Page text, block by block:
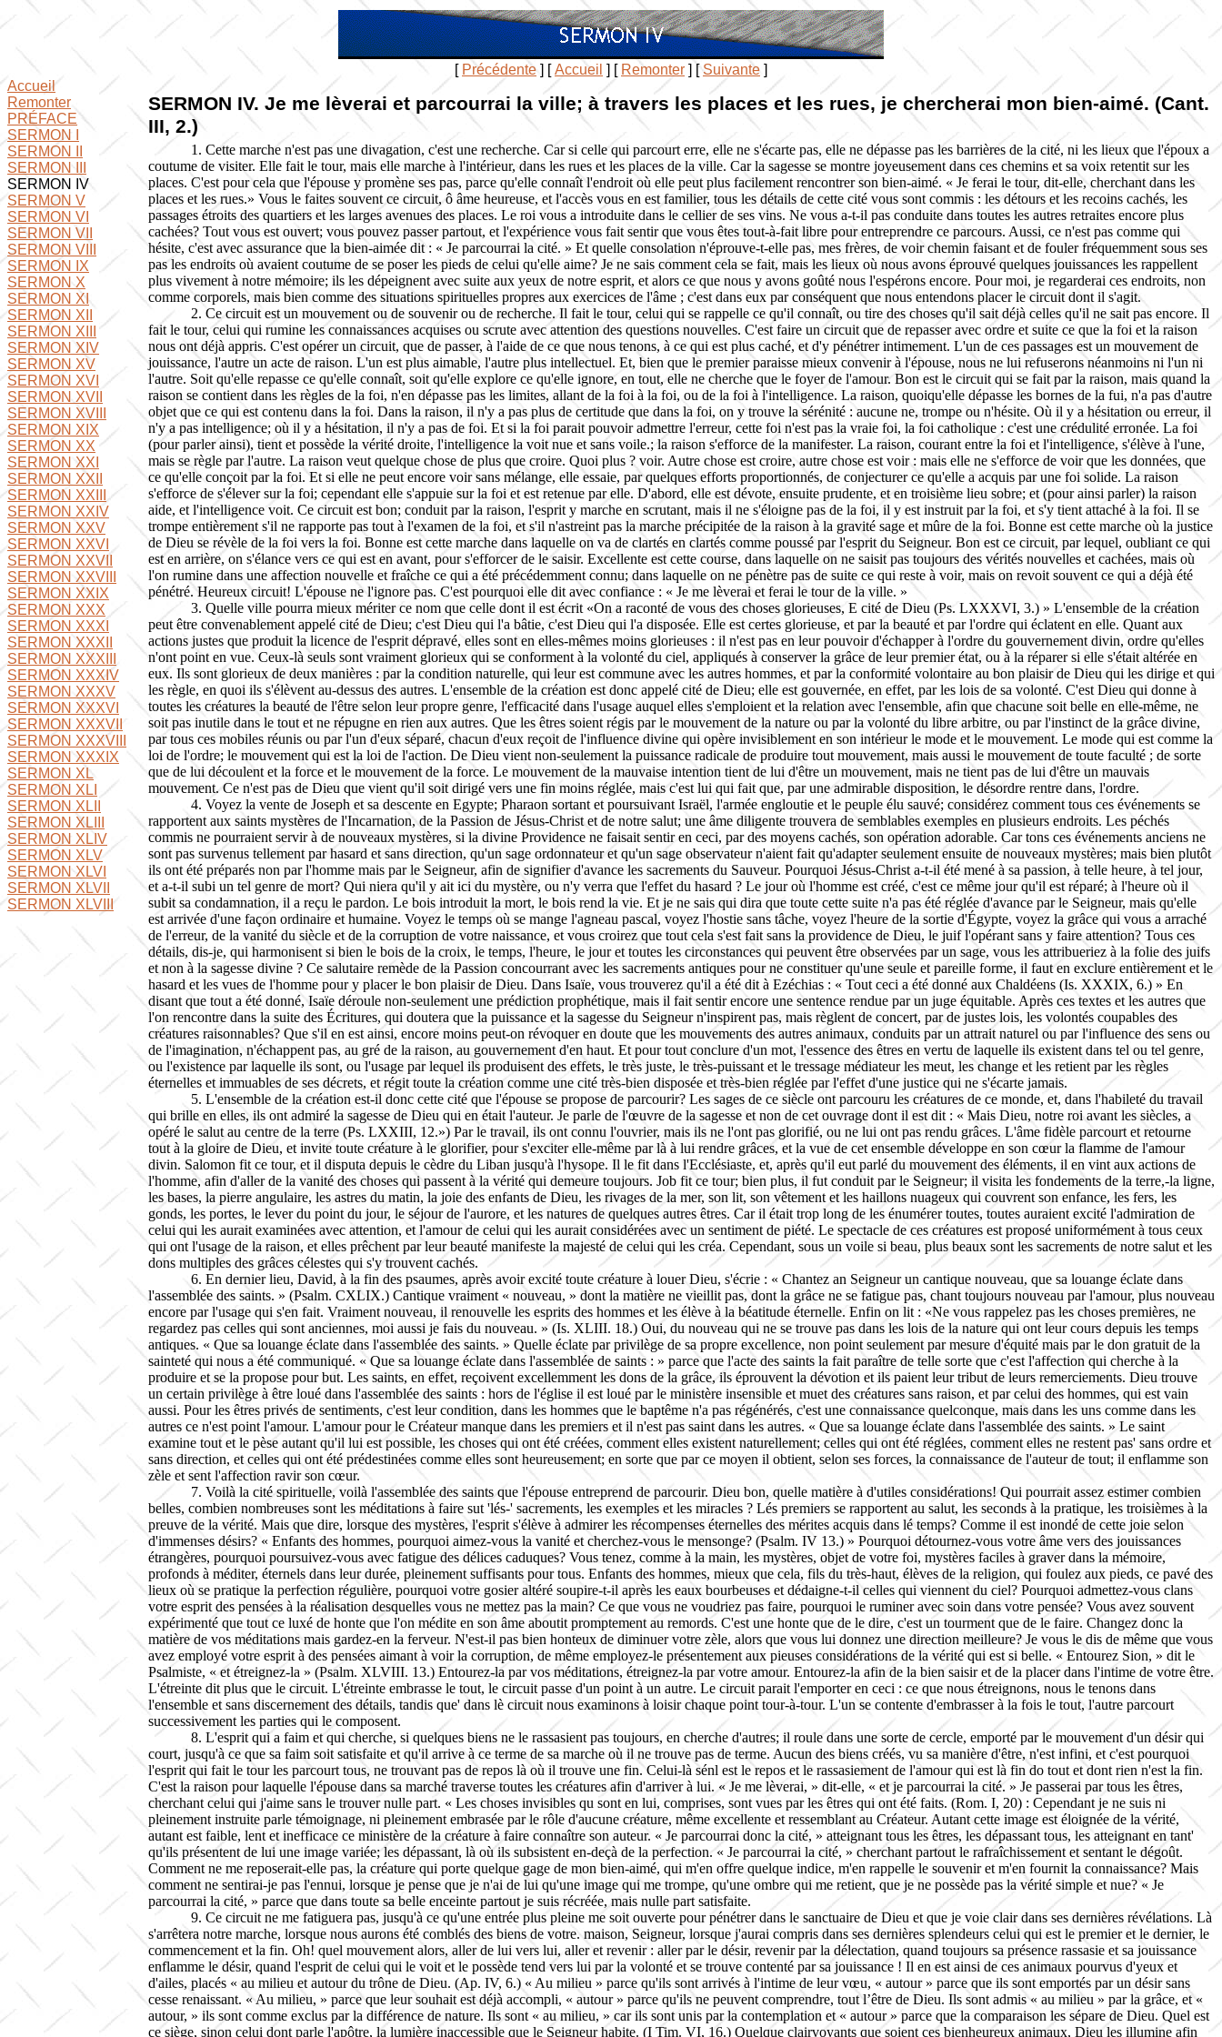
[ Précédente ] [Accueil ] [ Remonter ] [Suivante ]
Accueil
Remonter
PRÉFACE
SERMON I
SERMON II
SERMON III
SERMON IV
SERMON V
SERMON VI
SERMON VII
SERMON VIII
SERMON IX
SERMON X
SERMON XI
SERMON XII
SERMON XIII
SERMON XIV
SERMON XV
SERMON XVI
SERMON XVII
SERMON XVIII
SERMON XIX
SERMON XX
SERMON XXI
SERMON XXII
SERMON XXIII
SERMON XXIV
SERMON XXV
SERMON XXVI
SERMON XXVII
SERMON XXVIII
SERMON XXIX
SERMON XXX
SERMON XXXI
SERMON XXXII
SERMON XXXIII
SERMON XXXIV
SERMON XXXV
SERMON XXXVI
SERMON XXXVII
SERMON XXXVIII
SERMON XXXIX
SERMON XL
SERMON XLI
SERMON XLII
SERMON XLIII
SERMON XLIV
SERMON XLV
SERMON XLVI
SERMON XLVII
SERMON XLVIII
SERMON IV. Je me lèverai et parcourrai la ville; à travers les places et les rues, je chercherai mon bien-aimé. (Cant.
III, 2.)
1. Cette marche n'est pas une divagation, c'est une recherche. Car si celle qui parcourt erre, elle ne s'écarte pas, elle ne dépasse pas les barrières de la cité, ni les lieux que l'époux a
coutume de visiter. Elle fait le tour, mais elle marche à l'intérieur, dans les rues et les places de la ville. Car la sagesse se montre joyeusement dans ces chemins et sa voix retentit sur les
places. C'est pour cela que l'épouse y promène ses pas, parce qu'elle connaît l'endroit où elle peut plus facilement rencontrer son bien-aimé. « Je ferai le tour, dit-elle, cherchant dans les
places et les rues.» Vous le faites souvent ce circuit, ô âme heureuse, et l'accès vous en est familier, tous les détails de cette cité vous sont commis : les détours et les recoins cachés, les
passages étroits des quartiers et les larges avenues des places. Le roi vous a introduite dans le cellier de ses vins. Ne vous a-t-il pas conduite dans toutes les autres retraites encore plus
cachées? Tout vous est ouvert; vous pouvez passer partout, et l'expérience vous fait sentir que vous êtes tout-à-faitlibre pour entreprendre ce parcours. Aussi, ce n'est pas comme qui
hésite, c'est avec assurance que la bien-aimée dit : « Je parcourrai la cité. » Et quelle consolation n'éprouve-t-elle pas, mes frères, de voir chemin faisant et de fouler fréquemment sous ses
pas les endroits où avaient coutume de se poser les pieds de celui qu'elle aime? Je ne sais comment cela se fait, mais les lieux où nous avons éprouvé quelques jouissances les rappellent
plus vivement à notre mémoire; ils les dépeignent avec suite aux yeux de notre esprit, et alors ce que nous y avons goûté nous l'espérons encore. Pour moi, je regarderai ces endroits, non
comme corporels, mais bien comme des situations spirituelles propres aux exercices de l'âme ; c'est dans eux par conséquent que nous entendons placer le circuit dont il s'agit.
2. Ce circuit est un mouvement ou de souvenir ou de recherche. Il fait le tour, celui qui se rappelle ce qu'il connaît, ou tire des choses qu'il sait déjà celles qu'il ne sait pas encore. Il
fait le tour, celui qui rumine les connaissances acquises ou scrute avec attention des questions nouvelles. C'est faire un circuit que de repasser avec ordre et suite ce que la foi et la raison
nous ont déjà appris. C'est opérer un circuit, que de passer, à l'aide de ce que nous tenons, à ce qui est plus caché, et d'y pénétrer intimement. L'un de ces passages est un mouvement de
jouissance, l'autre un acte de raison. L'un est plus aimable, l'autre plus intellectuel. Et, bien que le premier paraisse mieux convenir à l'épouse, nous ne lui refuserons néanmoins ni l'un ni
l'autre. Soit qu'elle repasse ce qu'elle connaît, soit qu'elle explore ce qu'elle ignore, en tout, elle ne cherche que le foyer de l'amour. Bon est le circuit qui se fait par la raison, mais quand la
raison se contient dans les règles de la foi, n'en dépasse pas les limites, allant de la foi à la foi, ou de la foi à l'intelligence. La raison, quoiqu'elle dépasse les bornes de la fui, n'a pas d'autre
objet que ce qui est contenu dans la foi. Dans la raison, il n'y a pas plus de certitude que dans la foi, on y trouve la sérénité : aucune ne, trompe ou n'hésite. Où il y a hésitation ou erreur, il
n'y a pas intelligence; où il y a hésitation, il n'y a pas de foi. Et si la foi parait pouvoir admettre l'erreur, cette foi n'est pas la vraie foi, la foi catholique : c'est une crédulité erronée. La foi
(pour parler ainsi), tient et possède la vérité droite, l'intelligence la voit nue et sans voile.; la raison s'efforce de la manifester. La raison, courant entre la foi et l'intelligence, s'élève à l'une,
mais se règle par l'autre. La raison veut quelque chose de plus que croire. Quoi plus ? voir. Autre chose est croire, autre chose est voir : mais elle ne s'efforce de voir que les données, que
ce qu'elle conçoit par la foi. Et si elle ne peut encore voir sans mélange, elle essaie, par quelques efforts proportionnés, de conjecturer ce qu'elle a acquis par une foi solide. La raison
s'efforce de s'élever sur la foi; cependant elle s'appuie sur la foi et est retenue par elle. D'abord, elle est dévote, ensuite prudente, et en troisième lieu sobre; et (pour ainsi parler) la raison
aide, et l'intelligence voit. Ce circuit est bon; conduit par la raison, l'esprit y marche en scrutant, mais il ne s'éloigne pas de la foi, il y est instruit par la foi, et s'y tient attaché à la foi. Il se
trompe entièrement s'il ne rapporte pas tout à l'examen de la foi, et s'il n'astreint pas la marche précipitée de la raison à la gravité sage et mûre de la foi. Bonne est cette marche où la justice
de Dieu se révèle de la foi vers la foi. Bonne est cette marche dans laquelle on va de clartés en clartés comme poussé par l'esprit du Seigneur. Bon est ce circuit, par lequel, oubliant ce qui
est en arrière, on s'élance vers ce qui est en avant, pour s'efforcer de le saisir. Excellente est cette course, dans laquelle on ne saisit pas toujours des vérités nouvelles et cachées, mais où
l'on rumine dans une affection nouvelle et fraîche ce qui a été précédemment connu; dans laquelle on ne pénètre pas de suite ce qui reste à voir, mais on revoit souvent ce qui a déjà été
pénétré. Heureux circuit! L'épouse ne l'ignore pas. C'est pourquoi elle dit avec confiance : « Je me lèverai et ferai le tour de la ville. »
3. Quelle ville pourra mieux mériter ce nom que celle dont il est écrit «On a raconté de vous des choses glorieuses, E cité de Dieu (Ps. LXXXVI, 3.) » L'ensemble de la création
peut être convenablement appelé cité de Dieu; c'est Dieu qui l'a bâtie, c'est Dieu qui l'a disposée. Elle est certes glorieuse, et par la beauté et par l'ordre qui éclatent en elle. Quant aux
actions justes que produit la licence de l'esprit dépravé, elles sont en elles-mêmes moins glorieuses : il n'est pas en leur pouvoir d'échapper à l'ordre du gouvernement divin, ordre qu'elles
n'ont point en vue. Ceux-là seuls sont vraiment glorieux qui se conforment à la volonté du ciel, appliqués à conserver la grâce de leur premier état, ou à la réparer si elle s'était altérée en
eux. Ils sont glorieux de deux manières : par la condition naturelle, qui leur est commune avec les autres hommes, et par la conformité volontaire au bon plaisir de Dieu qui les dirige et qui
les règle, en quoi ils s'élèvent au-dessus des autres. L'ensemble de la création est donc appelé cité de Dieu; elle est gouvernée, en effet, par les lois de sa volonté. C'est Dieu qui donne à
toutes les créatures la beauté de l'être selon leur propre genre, l'efficacité dans l'usage auquel elles s'emploient et la relation avec l'ensemble, afin que chacune soit belle en elle-même, ne
soit pas inutile dans le tout et ne répugne en rien aux autres. Que les êtres soient régis par le mouvement de la nature ou par la volonté du libre arbitre, ou par l'instinct de la grâce divine,
par tous ces mobiles réunis ou par l'un d'eux séparé, chacun d'eux reçoit de l'influence divine qui opère invisiblement en son intérieur le mode et le mouvement. Le mode qui est comme la
loi de l'ordre; le mouvement qui est la loi de l'action. De Dieu vient non-seulement la puissance radicale de produire tout mouvement, mais aussi le mouvement de toute faculté ; de sorte
que de lui découlent et la force et le mouvement de la force. Le mouvement de la mauvaise intention tient de lui d'être un mouvement, mais ne tient pas de lui d'être un mauvais
mouvement. Ce n'est pas de Dieu que vient qu'il soit dirigé vers une fin moins réglée, mais c'est lui qui fait que, par une admirable disposition, le désordre rentre dans, l'ordre.
4. Voyez la vente de Joseph et sa descente en Egypte; Pharaon sortant et poursuivant Israël, l'armée engloutie et le peuple élu sauvé; considérez comment tous ces événements se
rapportent aux saints mystères de l'Incarnation, de la Passion de Jésus-Christ et de notre salut; une âme diligente trouvera de semblables exemples en plusieurs endroits. Les péchés
commis ne pourraient servir à de nouveaux mystères, si la divine Providence ne faisait sentir en ceci, par des moyens cachés, son opération adorable. Car tons ces événements anciens ne
sont pas survenus tellement par hasard et sans direction, qu'un sage ordonnateur et qu'un sage observateur n'aient fait qu'adapter seulement ensuite de nouveaux mystères; mais bien plutôt
ils ont été préparés non par l'homme mais par le Seigneur, afin de signifier d'avance les sacrements du Sauveur. Pourquoi Jésus-Christ a-t-il été mené à sa passion, à telle heure, à tel jour,
et a-t-il subi un tel genre de mort? Qui niera qu'il y ait ici du mystère, ou n'y verra que l'effet du hasard ? Le jour où l'homme est créé, c'est ce même jour qu'il est réparé; à l'heure où il
subit sa condamnation, il a reçu le pardon. Le bois introduit la mort, le bois rend la vie. Et je ne sais qui dira que toute cette suite n'a pas été réglée d'avance par le Seigneur, mais qu'elle
est arrivée d'une façon ordinaire et humaine. Voyez le temps où se mange l'agneau pascal, voyez l'hostie sans tâche, voyez l'heure de la sortie d'Égypte, voyez la grâce qui vous a arraché
de l'erreur, de la vanité du siècle et de la corruption de votre naissance, et vous croirez que tout cela s'est fait sans la providence de Dieu, le juif l'opérant sans y faire attention? Tous ces
détails, dis-je, qui harmonisent si bien le bois de la croix, le temps, l'heure, le jour et toutes les circonstances qui peuvent être observées par un sage, vous les attribueriez à la folie des juifs
et non à la sagesse divine ? Ce salutaire remède de la Passion concourrant avec les sacrements antiques pour ne constituer qu'une seule et pareille forme, il faut en exclure entièrement et le
hasard et les vues de l'homme pour y placer le bon plaisir de Dieu. Dans Isaïe, vous trouverez qu'il a été dit à Ezéchias : « Tout ceci a été donné aux Chaldéens (Is. XXXIX, 6.) » En
disant que tout a été donné, Isaïe déroule non-seulementune prédiction prophétique, mais il fait sentir encore une sentence rendue par un juge équitable. Après ces textes et les autres que
l'on rencontre dans la suite des Écritures, qui doutera que la puissance et la sagesse du Seigneur n'inspirent pas, mais règlent de concert, par de justes lois, les volontés coupables des
créatures raisonnables? Que s'il en est ainsi, encore moins peut-on révoquer en doute que les mouvements des autres animaux, conduits par un attrait naturel ou par l'influence des sens ou
de l'imagination, n'échappent pas, au gré de la raison, au gouvernement d'en haut. Et pour tout conclure d'un mot, l'essence des êtres en vertu de laquelle ils existent dans tel ou tel genre,
ou l'existence par laquelle ils sont, ou l'usage par lequel ils produisent des effets, le très juste, le très-puissant et le tressage médiateur les meut, les change et les retient par les règles
éternelles et immuables de ses décrets, et régit toute la création comme une cité très-bien disposée et très-bien réglée par l'effet d'une justice qui ne s'écarte jamais.
5. L'ensemble de la création est-il donc cette cité que l'épouse se propose de parcourir? Les sages de ce siècle ont parcouru les créatures de ce monde, et, dans l'habileté du travail
qui brille en elles, ils ont admiré la sagesse de Dieu qui en était l'auteur. Je parle de l'œuvre de la sagesse et non de cet ouvrage dont il est dit : « Mais Dieu, notre roi avant les siècles, a
opéré le salut au centre de la terre (Ps. LXXIII, 12.») Par le travail, ils ont connu l'ouvrier, mais ils ne l'ont pas glorifié, ou ne lui ont pas rendu grâces. L'âme fidèle parcourt et retourne
tout à la gloire de Dieu, et invite toute créature à le glorifier, pour s'exciter elle-même par là à lui rendre grâces, et la vue de cet ensemble développe en son cœur la flamme de l'amour
divin. Salomon fit ce tour, et il disputa depuis le cèdre du Liban jusqu'à l'hysope. Il le fit dans l'Ecclésiaste, et, après qu'il eut parlé du mouvement des éléments, il en vint aux actions de
l'homme, afin d'aller de la vanité des choses qui passent à la vérité qui demeure toujours. Job fit ce tour; bien plus, il fut conduit par le Seigneur; il visita les fondements de la terre,-la ligne,
les bases, la pierre angulaire, les astres du matin, la joie des enfants de Dieu, les rivages de la mer, son lit, son vêtement et les haillons nuageux qui couvrent son enfance, les fers, les
gonds, les portes, le lever du point du jour, le séjour de l'aurore, et les natures de quelques autres êtres. Car il était trop long de les énumérer toutes, toutes auraient excité l'admiration de
celui qui les aurait examinées avec attention, et l'amour de celui qui les aurait considérées avec un sentiment de piété. Le spectacle de ces créatures est proposé uniformément à tous ceux
qui ont l'usage de la raison, et elles prêchent par leur beauté manifeste la majesté de celui qui les créa. Cependant, sous un voile si beau, plus beaux sont les sacrements de notre salut et les
dons multiples des grâces célestes qui s'y trouvent cachés.
6. En dernier lieu, David, à la fin des psaumes, après avoir excité toute créature à louer Dieu, s'écrie : « Chantez an Seigneur un cantique nouveau, que sa louange éclate dans
l'assemblée des saints. » (Psalm. CXLIX.) Cantique vraiment « nouveau, » dont la matière ne vieillit pas, dont la grâce ne se fatigue pas, chant toujours nouveau par l'amour, plus nouveau
encore par l'usage qui s'en fait. Vraiment nouveau, il renouvelle les esprits des hommes et les élève à la béatitude éternelle. Enfin on lit : «Ne vous rappelez pas les choses premières, ne
regardez pas celles qui sont anciennes, moi aussi je fais du nouveau. » (Is. XLIII. 18.) Oui, du nouveau qui ne se trouve pas dans les lois de la nature qui ont leur cours depuis les temps
antiques. « Que sa louange éclate dans l'assemblée des saints. » Quelle éclate par privilège de sa propre excellence, non point seulement par mesure d'équité mais par le don gratuit de la
sainteté qui nous a été communiqué. « Que sa louange éclate dans l'assemblée de saints : » parce que l'acte des saints la fait paraître de telle sorte que c'est l'affection qui cherche à la
produire et se la propose pour but. Les saints, en effet, reçoivent excellemment les dons de la grâce, ils éprouvent la dévotion et ils paient leur tribut de leurs remerciements. Dieu trouve
un certain privilège à être loué dans l'assemblée des saints : hors de l'église il est loué par le ministère insensible et muet des créatures sans raison, et par celui des hommes, qui est vain
aussi. Pour les êtres privés de sentiments, c'est leur condition, dans les hommes que le baptême n'a pas régénérés, c'est une connaissance quelconque, mais dans les uns comme dans les
autres ce n'est point l'amour. L'amour pour le Créateur manque dans les premiers et il n'est pas saint dans les autres. « Que sa louange éclate dans l'assemblée des saints. » Le saint
examine tout et le pèse autant qu'il lui est possible, les choses qui ont été créées, comment elles existent naturellement; celles qui ont été réglées, comment elles ne restent pas' sans ordre et
sans direction, et celles qui ont été prédestinées comme elles sont heureusement; en sorte que par ce moyen il obtient, selon ses forces, la connaissance de l'auteur de tout; il enflamme son
zèle et sent l'affection ravir son cœur.
7. Voilà la cité spirituelle, voilà l'assemblée des saints que l'épouse entreprend de parcourir. Dieu bon, quelle matière à d'utiles considérations! Qui pourrait assez estimer combien
belles, combien nombreuses sont les méditations à faire sut 'lés-' sacrements, les exemples et les miracles ? Lés premiers se rapportent au salut, les seconds à la pratique, les troisièmes à la
preuve de la vérité. Mais que dire, lorsque des mystères, l'esprit s'élève à admirer les récompenses éternelles des mérites acquis dans lé temps? Comme il est inondé de cette joie selon
d'immenses désirs? « Enfants des hommes, pourquoi aimez-vous la vanité et cherchez-vous le mensonge? (Psalm. IV 13.) » Pourquoi détournez-vous votre âme vers des jouissances
étrangères, pourquoi poursuivez-vous avec fatigue des délices caduques? Vous tenez, comme à la main, les mystères, objet de votre foi, mystères faciles à graver dans la mémoire,
profonds à méditer, éternels dans leur durée, pleinement suffisants pour tous. Enfants des hommes, mieux que cela, fils du très-haut, élèves de la religion, qui foulez aux pieds, ce pavé des
lieux où se pratique la perfection régulière, pourquoi votre gosier altéré soupire-t-il après les eaux bourbeuses et dédaigne-t-il celles qui viennent du ciel? Pourquoi admettez-vous clans
votre esprit des pensées à la réalisation desquelles vous ne mettez pas la main? Ce que vous ne voudriez pas faire, pourquoi le ruminer avec soin dans votre pensée? Vous avez souvent
expérimenté que tout ce luxé de honte que l'on médite en son âme aboutit promptement au remords. C'est une honte que de le dire, c'est un tourment que de le faire. Changez donc la
matière de vos méditations mais gardez-en la ferveur. N'est-il pas bien honteux de diminuer votre zèle, alors que vous lui donnez une direction meilleure? Je vous le dis de même que vous
avez employé votre esprit à des pensées aimant à voir la corruption, de même employez-le présentement aux pieuses considérations de la vérité qui est si belle. « Entourez Sion, » dit le
Psalmiste, « et étreignez-la » (Psalm. XLVIII. 13.) Entourez-la par vos méditations, étreignez-la par votre amour. Entourez-la afin de la bien saisir et de la placer dans l'intime de votre être.
L'étreinte dit plus que le circuit. L'étreinte embrasse le tout, le circuit passe d'un point à un autre. Le circuit parait l'emporter en ceci : ce que nous étreignons, nous le tenons dans
l'ensemble et sans discernement des détails, tandis que' dans lè circuit nous examinons à loisir chaque point tour-à-tour. L'un se contente d'embrasser à la fois le tout, l'autre parcourt
successivement les parties qui le composent.
8. L'esprit qui a faim et qui cherche, si quelques biens ne le rassasient pas toujours, en cherche d'autres; il roule dans une sorte de cercle, emporté par le mouvement d'un désir qui
court, jusqu'à ce que sa faim soit satisfaite et qu'il arrive à ce terme de sa marche où il ne trouve pas de terme. Aucun des biens créés, vu sa manière d'être, n'est infini, et c'est pourquoi
l'esprit qui fait le tour les parcourt tous, ne trouvant pas de repos là où il trouve une fin. Celui-là sénl est le repos et le rassasiement de l'amour qui est là fin do tout et dont rien n'est la fin.
C'est la raison pour laquelle l'épouse dans sa marché traverse toutes les créatures afin d'arriver à lui. « Je me lèverai, » dit-elle, « et je parcourrai la cité. » Je passerai par tous les êtres,
cherchant celui qui j'aime sans le trouver nulle part. « Les choses invisibles qu sont en lui, comprises, sont vues par les êtres qui ont été faits. (Rom. I, 20) : Cependant je ne suis ni
pleinement instruite parle témoignage, ni pleinement embrasée par le rôle d'aucune créature, même excellente et ressemblant au Créateur. Autant cette image est éloignée de la vérité,
autant est faible, lent et inefficace ce ministère de la créature à faire connaître son auteur. « Je parcourrai donc la cité, » atteignant tous les êtres, les dépassant tous, les atteignant en tant'
qu'ils présentent de lui une image variée; les dépassant, là où ils subsistent en-deçà de la perfection. « Je parcourrai la cité, » cherchant partout le rafraîchissement et sentant le dégoût.
Comment ne me reposerait-elle pas, la créature qui porte quelque gage de mon bien-aimé, qui m'en offre quelque indice, m'en rappelle le souvenir et m'en fournit la connaissance? Mais
comment ne sentirai-je pas l'ennui, lorsque je pense que je n'ai de lui qu'une image qui me trompe, qu'une ombre qui me retient, que je ne possède pas la vérité simple et nue? « Je
parcourrai la cité, » parce que dans toute sa belle enceinte partout je suis récréée, mais nulle part satisfaite.
9. Ce circuit ne me fatiguera pas, jusqu'à ce qu'une entrée plus pleine me soit ouverte pour pénétrer dans le sanctuaire de Dieu et que je voie clair dans ses dernières révélations. Là
s'arrêtera notre marche, lorsque nous aurons été comblés des biens de votre. maison, Seigneur, lorsque j'aurai compris dans ses dernières splendeurs celui qui est le premier et le dernier, le
commencement et la fin. Oh! quel mouvement alors, aller de lui vers lui, aller et revenir : aller par le désir, revenir par la délectation, quand toujours sa présence rassasie et sa jouissance
enflamme le désir, quand l'esprit de celui qui le voit et le possède tend vers lui par la volonté et se trouve contenté par sa jouissance ! Il en est ainsi de ces animaux pourvus d'yeux et
d'ailes, placés « au milieu et autour du trône de Dieu. (Ap. IV, 6.) « Au milieu » parce qu'ils sont arrivés à l'intime de leur vœu, « autour » parce que ils sont emportés par un désir sans
cesse renaissant. « Au milieu, » parce que leur souhait est déjà accompli, « autour » parce qu'ils ne peuvent comprendre, tout l’être de Dieu. Ils sont admis « au milieu » par la grâce, et «
autour, » ils sont comme exclus par la différence de nature. Ils sont « au milieu, » car ils sont unis par la contemplation et « autour » parce que la comparaison les sépare de Dieu. Quel est
ce siège, sinon celui dont parle l'apôtre, la lumière inaccessible que le Seigneur habite. (I Tim. VI, 16.) Quelque clairvoyants que soient ces bienheureux animaux, Dieu les illumine afin